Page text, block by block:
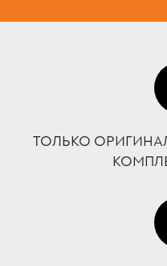
ТОЛЬКО